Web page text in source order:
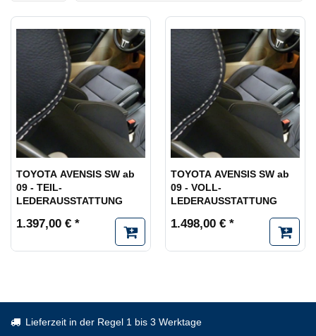
TOYOTA AVENSIS SW ab
09 - TEIL-
LEDERAUSSTATTUNG
1.397,00 € *
TOYOTA AVENSIS SW ab
09 - VOLL-
LEDERAUSSTATTUNG
1.498,00 € *
Lieferzeit in der Regel 1 bis 3 Werktage